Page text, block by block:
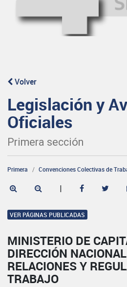
Volver
Legislación y
Oficiales
Primera sección
Primera Convenciones Colectivas de
|
VER PÁGINAS PUBLICADAS
MINISTERIO DE
DIRECCIÓN
RELACIONES Y
TRABAJO